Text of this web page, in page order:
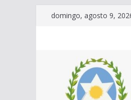
domingo, agosto 9,